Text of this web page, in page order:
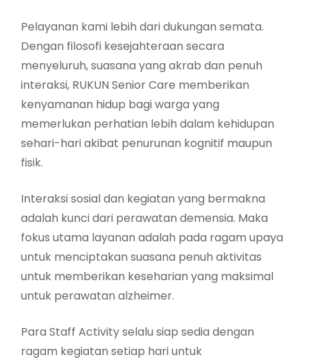
Pelayanan kami lebih dari dukungan semata.
Dengan filosofi kesejahteraan secara
menyeluruh, suasana yang akrab dan penuh
interaksi, RUKUN Senior Care memberikan
kenyamanan hidup bagi warga yang
memerlukan perhatian lebih dalam kehidupan
sehari-hari akibat penurunan kognitif maupun
fisik.
Interaksi sosial dan kegiatan yang bermakna
adalah kunci dari perawatan demensia. Maka
fokus utama layanan adalah pada ragam upaya
untuk menciptakan suasana penuh aktivitas
untuk memberikan keseharian yang maksimal
untuk perawatan alzheimer.
Para Staff Activity selalu siap sedia dengan
ragam kegiatan setiap hari untuk